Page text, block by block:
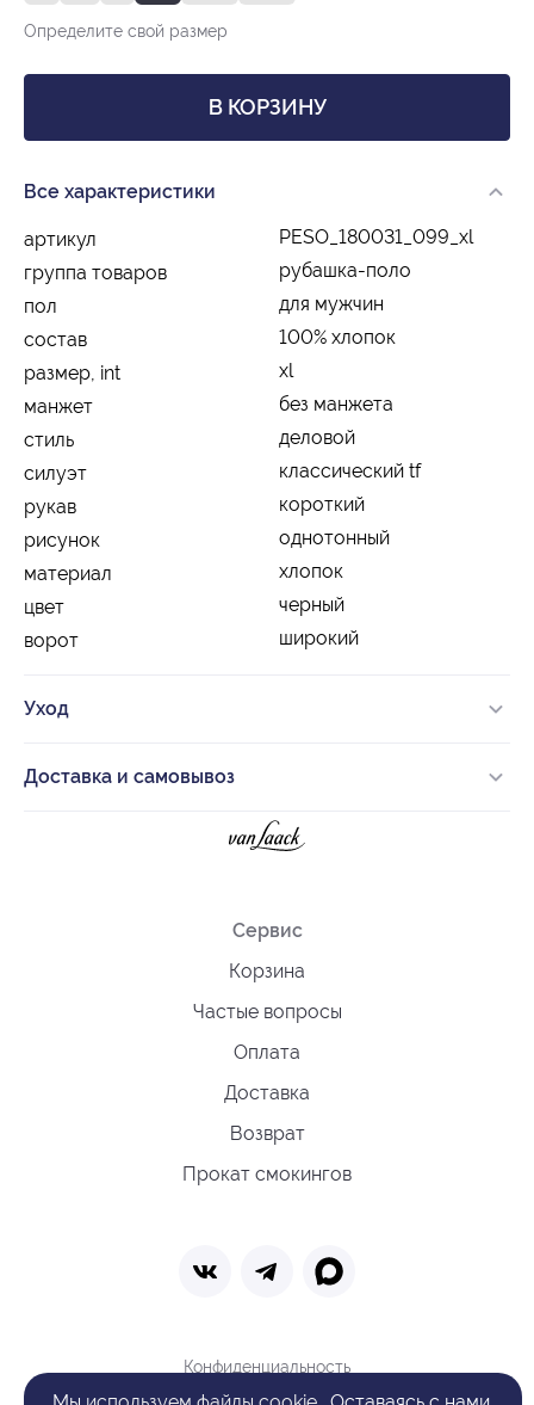
Определите свой размер
В КОРЗИНУ
Все характеристики
артикул
PESO_180031_099_xl
группа товаров
рубашка-поло
пол
для мужчин
состав
100% хлопок
размер, int
xl
манжет
без манжета
стиль
деловой
силуэт
классический tf
рукав
короткий
рисунок
однотонный
материал
хлопок
цвет
черный
ворот
широкий
Уход
Доставка и самовывоз
Сервис
Корзина
Частые вопросы
Оплата
Доставка
Возврат
Прокат смокингов
Конфиденциальность
Политика обработки cookie